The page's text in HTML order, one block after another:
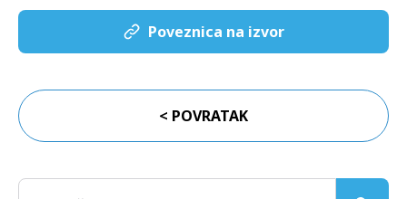
Poveznica na izvor
< POVRATAK